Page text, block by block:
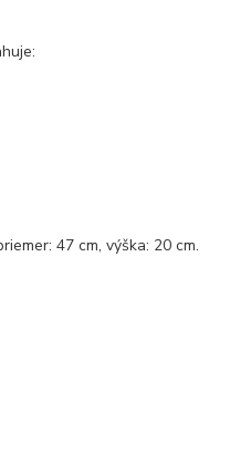
47 cm, výška: 20 cm.